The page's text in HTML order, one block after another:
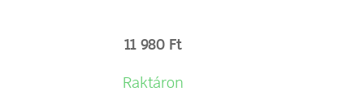
11 980 Ft
Raktáron